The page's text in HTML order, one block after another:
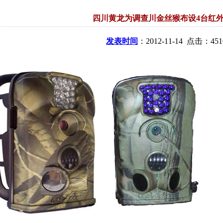
四川黄龙为调查川金丝猴布设4台红
发表时间 ：2012-11-14 点击：